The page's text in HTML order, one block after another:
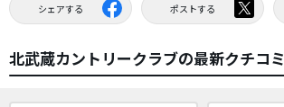
シェアする ポストする
北武蔵カントリークラブの最新クチコミ